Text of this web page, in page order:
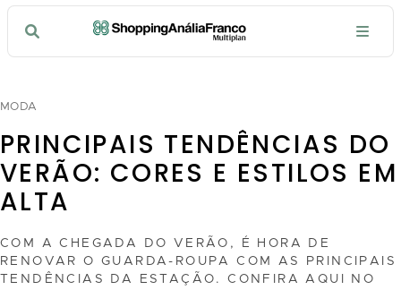
MODA
PRINCIPAIS TENDÊNCIAS DO
VERÃO: CORES E ESTILOS EM
ALTA
COM A CHEGADA DO VERÃO, É HORA DE
RENOVAR O GUARDA-ROUPA COM AS PRINCIPAIS
TENDÊNCIAS DA ESTAÇÃO. CONFIRA AQUI NO